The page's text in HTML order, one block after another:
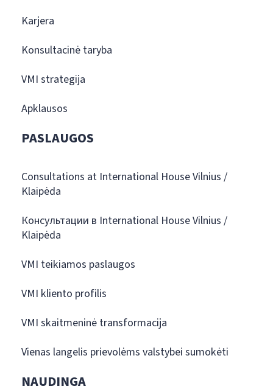
Karjera
Konsultacinė taryba
VMI strategija
Apklausos
PASLAUGOS
Consultations at International House Vilnius /
Klaipėda
Консультации в International House Vilnius /
Klaipėda
VMI teikiamos paslaugos
VMI kliento profilis
VMI skaitmeninė transformacija
Vienas langelis prievolėms valstybei sumokėti
NAUDINGA